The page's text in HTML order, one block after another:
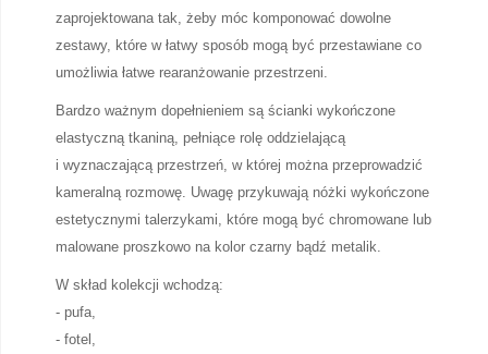
zaprojektowana tak, żeby móc komponować dowolne
zestawy, które w łatwy sposób mogą być przestawiane co
umożliwia łatwe rearanżowanie przestrzeni.
Bardzo ważnym dopełnieniem są ścianki wykończone
elastyczną tkaniną, pełniące rolę oddzielającą
i wyznaczającą przestrzeń, w której można przeprowadzić
kameralną rozmowę. Uwagę przykuwają nóżki wykończone
estetycznymi talerzykami, które mogą być chromowane lub
malowane proszkowo na kolor czarny bądź metalik.
W skład kolekcji wchodzą:
- pufa,
- fotel,